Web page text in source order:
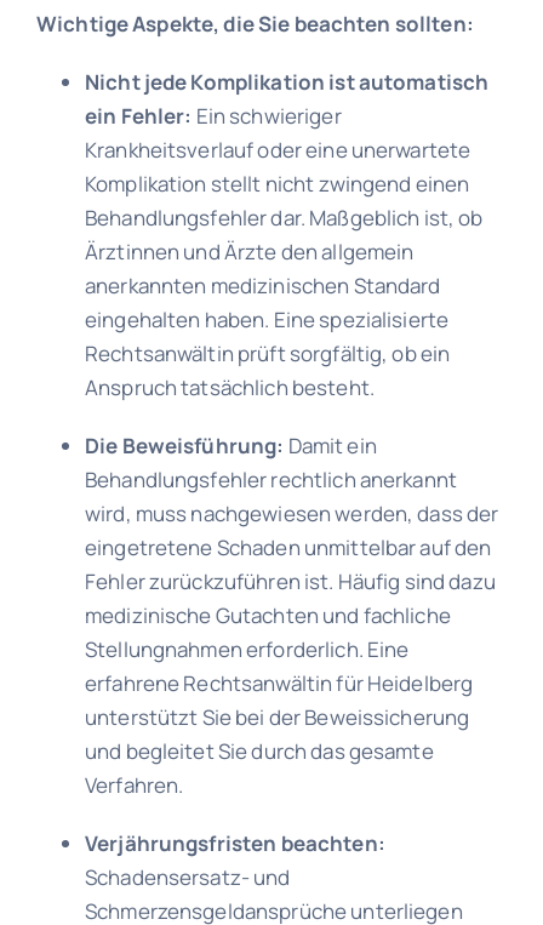
Wichtige Aspekte, die Sie beachten sollten:
Nicht jede Komplikation ist automatisch
ein Fehler: Ein schwieriger
Krankheitsverlauf oder eine unerwartete
Komplikation stellt nicht zwingend einen
Behandlungsfehler dar. Maßgeblich ist, ob
Ärztinnen und Ärzte den allgemein
anerkannten medizinischen Standard
eingehalten haben. Eine spezialisierte
Rechtsanwältin prüft sorgfältig, ob ein
Anspruch tatsächlich besteht.
Die Beweisführung: Damit ein
Behandlungsfehler rechtlich anerkannt
wird, muss nachgewiesen werden, dass der
eingetretene Schaden unmittelbar auf den
Fehler zurückzuführen ist. Häufig sind dazu
medizinische Gutachten und fachliche
Stellungnahmen erforderlich. Eine
erfahrene Rechtsanwältin für Heidelberg
unterstützt Sie bei der Beweissicherung
und begleitet Sie durch das gesamte
Verfahren.
Verjährungsfristen beachten:
Schadensersatz- und
Schmerzensgeldansprüche unterliegen